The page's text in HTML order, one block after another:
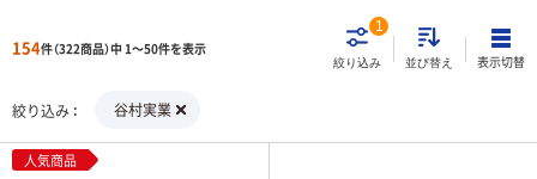
154件（322商品）中 1～50件を表示
絞り込み
1
並び替え 表示切替
絞り込み 谷村実業
人気商品